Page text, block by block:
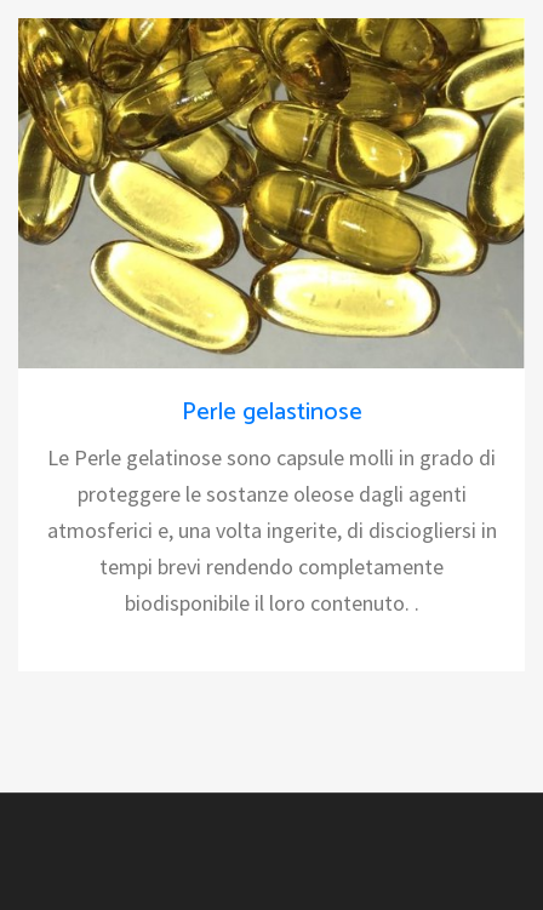
Perle gelastinose
Le Perle gelatinose sono capsule molli in grado di
proteggere le sostanze oleose dagli agenti
atmosferici e, una volta ingerite, di disciogliersi in
tempi brevi rendendo completamente
biodisponibile il loro contenuto. .